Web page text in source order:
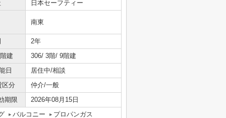
日本セーフティー
南東
2年
建
306/ 3階/ 9階建
日
居住中/相談
区分
仲介/一般
期限
2026年08月15日
バルコニー
プロパンガス